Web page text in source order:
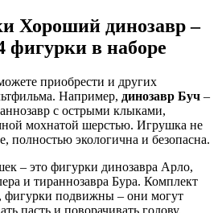
Хороший динозавр –
фигурки в наборе
приобрести и других
Например, динозавр Буч –
с острыми клыками,
мохнатой шерстью. Игрушка не
полностью экологична и безопасна.
– это фигурки динозавра Арло,
и тираннозавра Бура. Комплект
фигурки подвижны – они могут
пасть и поворачивать голову.